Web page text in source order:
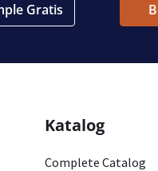
Gratis
Katalog
Complete Catalog